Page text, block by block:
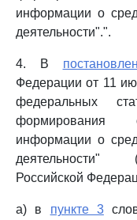
информации о
деятельности".".
4. В
Федерации от 11
федеральных
формирования
информации о
деятельности"
Российской
а) в пункте 3